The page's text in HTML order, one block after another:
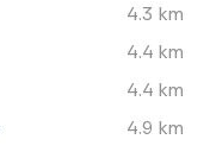
4.3 km
4.4 km
4.4 km
4.9 km